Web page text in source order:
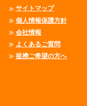
サイトマップ
個人情報保護方針
会社情報
よくあるご質問
提携ご希望の方へ